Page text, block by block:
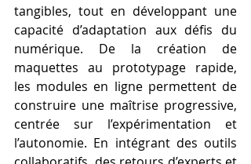
tangibles, tout en développant une
capacité d’adaptation aux défis du
numérique. De la création de
maquettes au prototypage rapide,
les modules en ligne permettent de
construire une maîtrise progressive,
centrée sur l’expérimentation et
l’autonomie. En intégrant des outils